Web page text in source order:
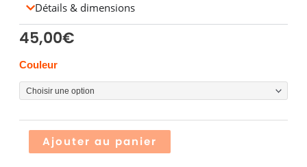
Détails & dimensions
45,00€
Couleur
quantité
de
Coussins
WAX
40
Ajouter au panier